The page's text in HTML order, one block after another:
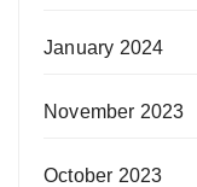
January 2024
November 2023
October 2023